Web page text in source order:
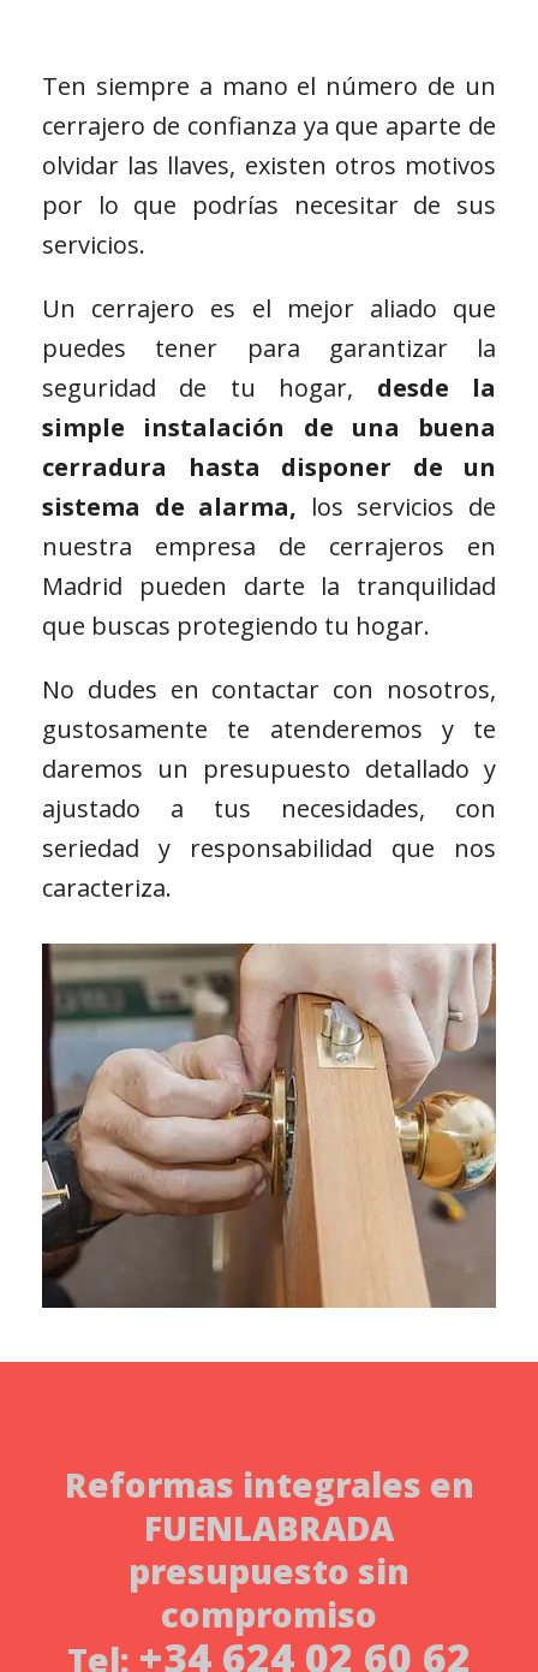
Ten siempre a mano el número de un
cerrajero de confianza ya que aparte de
olvidar las llaves, existen otros motivos
por lo que podrías necesitar de sus
servicios.
Un cerrajero es el mejor aliado que
puedes tener para garantizar la
seguridad de tu hogar, desde la
simple instalación de una buena
cerradura hasta disponer de un
sistema de alarma, los servicios de
nuestra empresa de cerrajeros en
Madrid pueden darte la tranquilidad
que buscas protegiendo tu hogar.
No dudes en contactar con nosotros,
gustosamente te atenderemos y te
daremos un presupuesto detallado y
ajustado a tus necesidades, con
seriedad y responsabilidad que nos
caracteriza.
Reformas integrales en
FUENLABRADA
presupuesto sin
compromiso
Tel: +34 624 02 60 62